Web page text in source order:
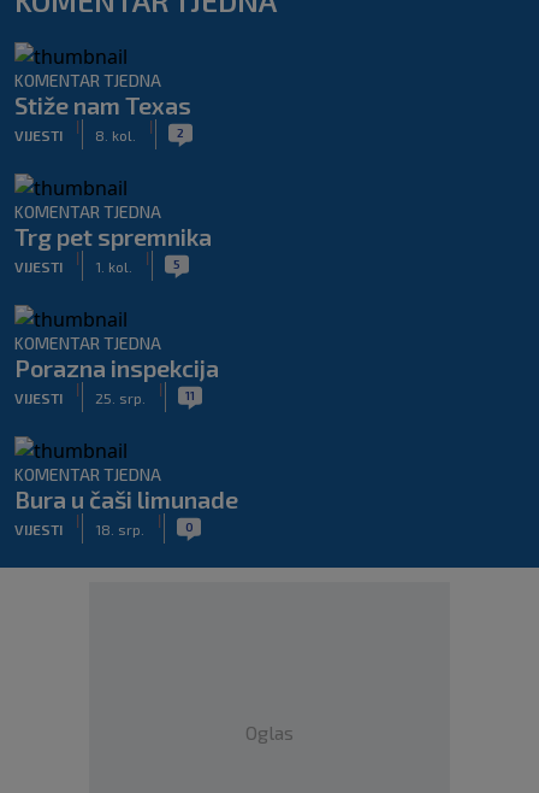
KOMENTAR TJEDNA
Stiže nam Texas
VIJESTI
|
8. kol.
| 2
KOMENTAR TJEDNA
Trg pet spremnika
VIJESTI
|
1. kol.
| 5
KOMENTAR TJEDNA
Porazna inspekcija
VIJESTI
|
25. srp.
| 11
KOMENTAR TJEDNA
Bura u čaši limunade
VIJESTI
|
18. srp.
| 0
Oglas